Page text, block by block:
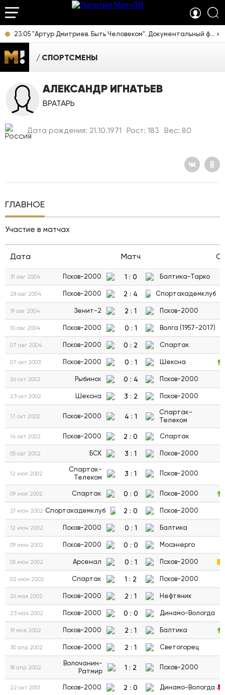
23:05 "Артур Дмитриев. Быть Человеком". Документальный фильм [12+]
СПОРТСМЕНЫ
АЛЕКСАНДР ИГНАТЬЕВ
ВРАТАРЬ
Дата рождения: 21.10.1971 Рост: 183 Вес: 80
ГЛАВНОЕ
Участие в матчах
Дата Матч
31 авг 2004 Псков-2000 1 : 0 Балтика-Тарко
28 авг 2004 Псков-2000 2 : 4 Спортакадемклуб
19 авг 2004 Зенит-2 2 : 1 Псков-2000
10 авг 2004 Псков-2000 0 : 1 Волга (1957-2017)
07 авг 2004 Псков-2000 0 : 2 Спартак
07 окт 2003 Псков-2000 0 : 1 Шексна
26 окт 2002 Рыбинск 0 : 4 Псков-2000
23 окт 2002 Шексна 3 : 2 Псков-2000
17 окт 2002 Псков-2000 4 : 1
Спартак-
Телеком
14 окт 2002 Псков-2000 2 : 0 Спартак
05 авг 2002 БСК 3 : 1 Псков-2000
12 июл 2002
Спартак-
Телеком
3 : 1 Псков-2000
09 июл 2002 Спартак 0 : 0 Псков-2000
21 июн 2002 Спортакадемклуб 2 : 0 Псков-2000
12 июн 2002 Псков-2000 0 : 1 Балтика
09 июн 2002 Псков-2000 0 : 0 Мосэнерго
05 июн 2002 Арсенал 0 : 1 Псков-2000
02 июн 2002 Спартак 1 : 2 Псков-2000
26 мая 2002 Псков-2000 2 : 1 Нефтяник
23 мая 2002 Псков-2000 0 : 0 Динамо-Вологда
19 мая 2002 Псков-2000 2 : 1 Балтика
30 апр 2002 Псков-2000 2 : 1 Светогорец
18 апр 2002
Волочанин-
Ратмир
1 : 2 Псков-2000
22 окт 2001 Псков-2000 2 : 0 Динамо-Вологда